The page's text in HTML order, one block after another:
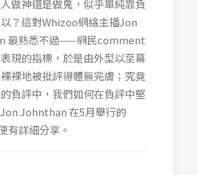
做神還是做鬼，似乎單純靠負
？這對Whizoo網絡主播Jon
最熟悉不過——網民comment
現的指標，於是由外型以至幕
裸地被批評得體無完膚；究竟
負評中，我們如何在負評中堅
Johnthan 在5月舉行的
有詳細分享。